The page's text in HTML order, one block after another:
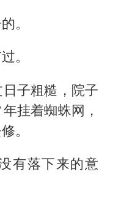
。
。
子粗糙，院子
挂着蜘蛛网，
。
有落下来的意